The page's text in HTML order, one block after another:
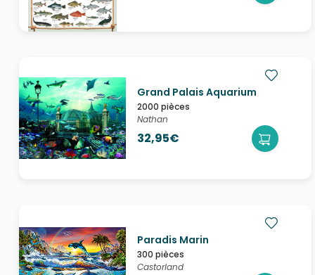
Grand Palais Aquarium
2000 pièces
Nathan
32,95€
Paradis Marin
300 pièces
Castorland